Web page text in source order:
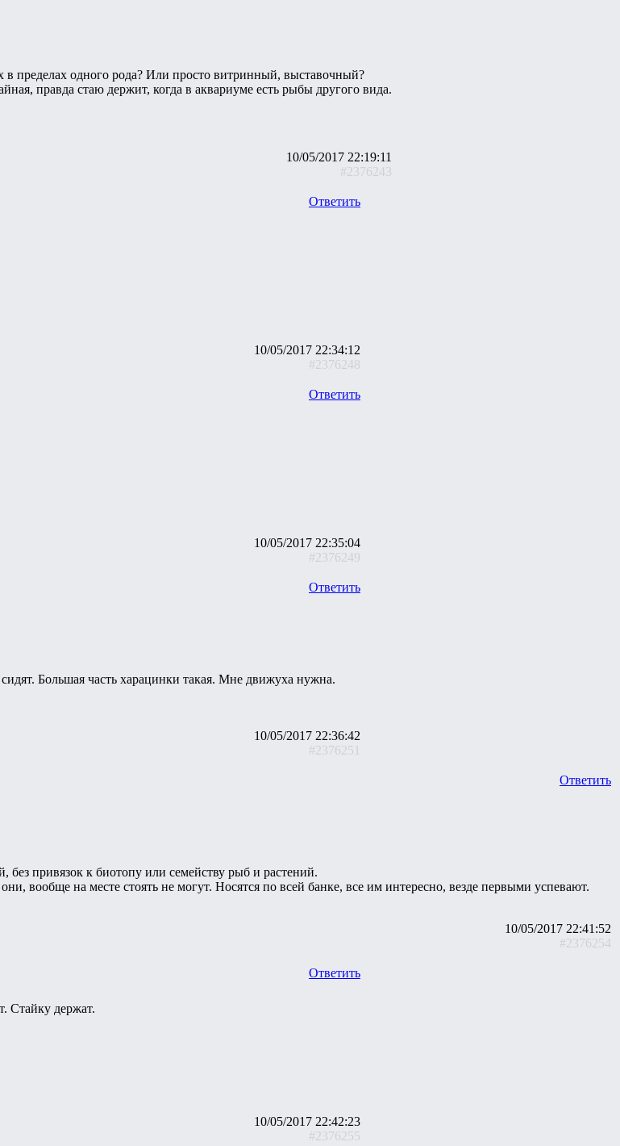
пределах одного рода? Или просто витринный, выставочный?
правда стаю держит, когда в аквариуме есть рыбы другого вида.
10/05/2017 22:19:11
#2376243
Ответить
10/05/2017 22:34:12
#2376248
Ответить
10/05/2017 22:35:04
#2376249
Ответить
Большая часть харацинки такая. Мне движуха нужна.
10/05/2017 22:36:42
#2376251
Ответить
привязок к биотопу или семейству рыб и растений.
они, вообще на месте стоять не могут. Носятся по всей банке, все им интересно, везде первыми успевают.
10/05/2017 22:41:52
#2376254
Ответить
Стайку держат.
10/05/2017 22:42:23
#2376255